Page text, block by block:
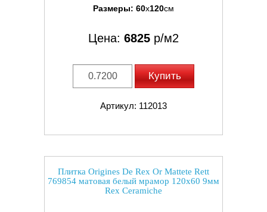
Размеры: 60x120см
Цена: 6825 р/м2
Купить
Артикул: 112013
Плитка Origines De Rex Or Mattete Rett
769854 матовая белый мрамор 120x60 9мм
Rex Ceramiche